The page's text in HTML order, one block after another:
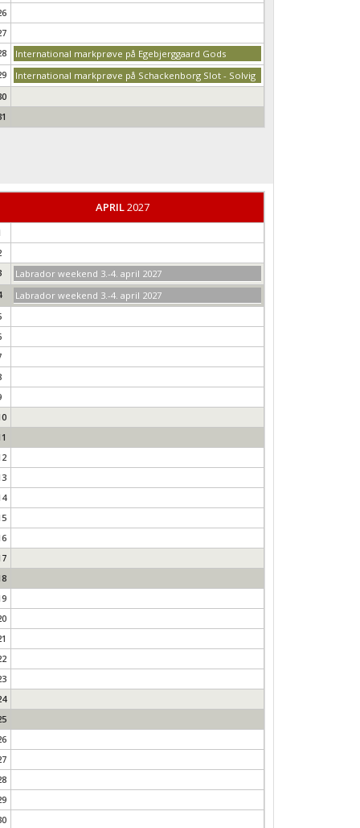
International markprøve på Egebjerggaard Gods
International markprøve på Schackenborg Slot - Solvig
APRIL2027
Labrador weekend 3.-4. april 2027
Labrador weekend 3.-4. april 2027